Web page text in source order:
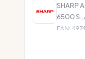
SHARP
6500 S.,
EAN: